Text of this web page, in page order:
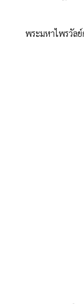
พระมหาไพรวัลย์